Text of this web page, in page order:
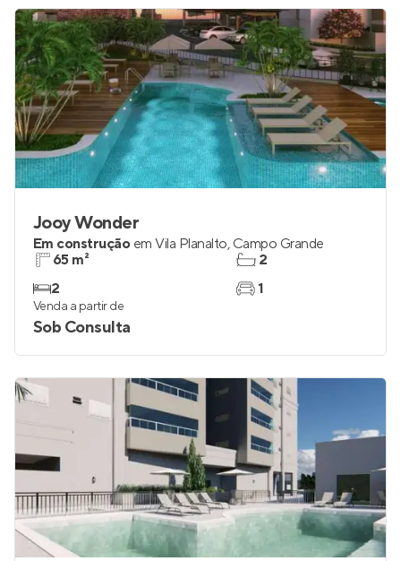
Jooy Wonder
Em construção em Vila Planalto, Campo Grande
65 m²
2
2
1
Venda a partir de
Sob Consulta